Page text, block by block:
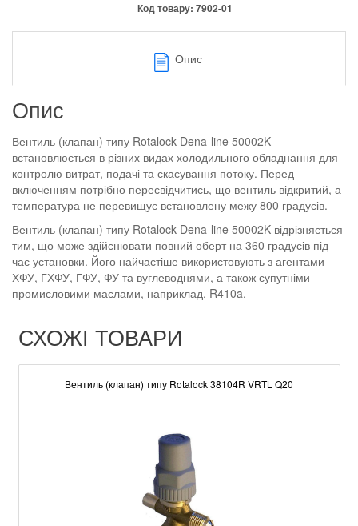
Код товару: 7902-01
Опис
Опис
Вентиль (клапан) типу Rotalock Dena-line 50002K
встановлюється в різних видах холодильного обладнання для
контролю витрат, подачі та скасування потоку. Перед
включенням потрібно пересвідчитись, що вентиль відкритий, а
температура не перевищує встановлену межу 800 градусів.
Вентиль (клапан) типу Rotalock Dena-line 50002K відрізняється
тим, що може здійснювати повний оберт на 360 градусів під
час установки. Його найчастіше використовують з агентами
ХФУ, ГХФУ, ГФУ, ФУ та вуглеводнями, а також супутніми
промисловими маслами, наприклад, R410a.
СХОЖІ ТОВАРИ
Вентиль (клапан) типу Rotalock 38104R VRTL Q20